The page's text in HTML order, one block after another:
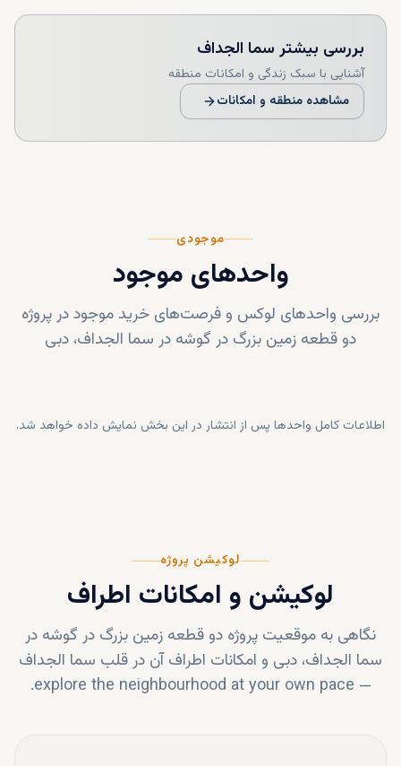
بررسی بیشتر سما الجداف
آشنایی با سبک زندگی و امکانات منطقه
مشاهده منطقه و امکانات
موجودی
واحدهای موجود
بررسی واحدهای لوکس و فرصت‌های خرید موجود در پروژه
دو قطعه زمین بزرگ در گوشه در سما الجداف، دبی
اطلاعات کامل واحدها پس از انتشار در این بخش نمایش داده خواهد شد.
لوکیشن پروژه
لوکیشن و امکانات اطراف
نگاهی به موقعیت پروژه دو قطعه زمین بزرگ در گوشه در
سما الجداف، دبی و امکانات اطراف آن در قلب سما الجداف
—
explore the neighbourhood at your own pace.